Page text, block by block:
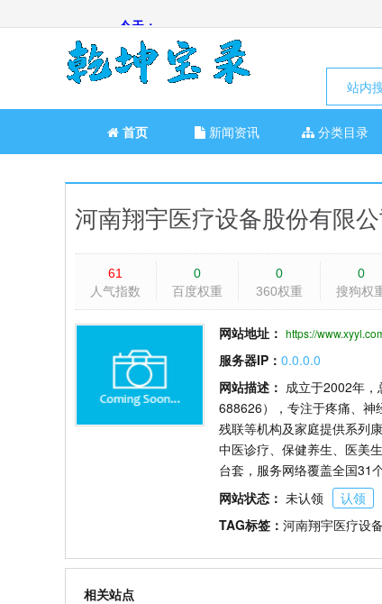
站内
首页
新闻资讯 分类目录
河南翔宇医疗设备股份有限
61
人气指数
0
百度权重
0
360权重
0
搜狗权
网站地址： https://
服务器IP： 0.0.0.0
网站描述： 成立于2002年，
688626），专注于疼痛、神
残联等机构及家庭提供系列
中医诊疗、保健养生、医美
台套，服务网络覆盖全国31
网站状态： 未认领
认领
TAG标签： 河南翔宇医疗设
相关站点